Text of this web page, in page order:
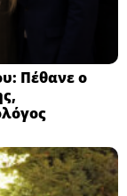
Πέθανε ο